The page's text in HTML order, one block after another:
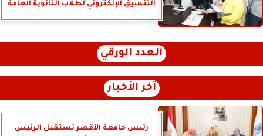
التنسيق الإلكتروني لطلاب الثانوية العامة
العدد الورقي
آخر الأخبار
رئيس جامعة الأقصر تستقبل الرئيس